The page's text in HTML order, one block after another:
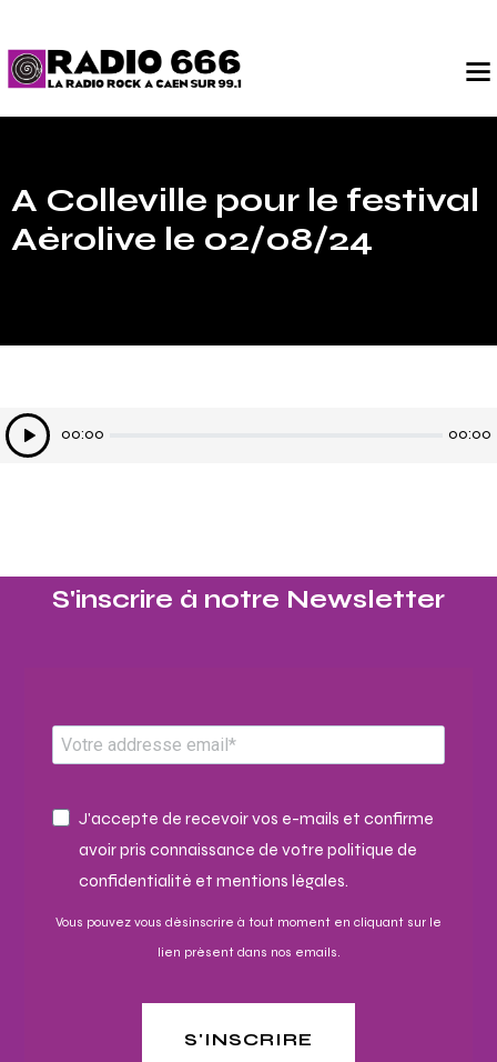
A Colleville pour le festival
Aérolive le 02/08/24
Lecteur
audio
00:00 00:00
S'inscrire à notre Newsletter​
J'accepte de recevoir vos e-mails et confirme
avoir pris connaissance de votre politique de
confidentialité et mentions légales.
Vous pouvez vous désinscrire à tout moment en cliquant sur le
lien présent dans nos emails.
S'INSCRIRE